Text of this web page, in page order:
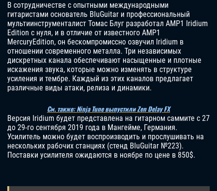
В сотрудничестве с опытными международными
гитаристами основатель BluGuitar и профессиональный
мультиинструменталист Томас Блуг разработал AMP1 Iridium
Edition с нуля, и в отличие от известного AMP1
MercuryEdition, он бескомпромиссно озвучил Iridium в
отношении современного металла. Три независимых
дискретных канала обеспечивают насыщенные и плотные
искажения звука, которые можно изменять в структуре
усиления и тембре. Каждый из этих каналов предлагает
различные виды атаки, релиза и динамики.
См. также: Ninja Tune выпустили Zen Delay FX
Версия Iridium будет представлена на гитарном саммите с 27
до 29-го сентября 2019 года в Мангейме, Германия.
Усилитель можно будет воспроизводить и прослушивать на
нескольких рабочих станциях (стенд BluGuitar №223).
Поставки усилителя ожидаются в ноябре по цене в 850$.